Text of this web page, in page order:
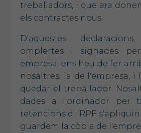
treballadors, i que ara
els contractes nous.
D'aquestes
omplertes i signades
empresa, ens heu de fer
nosaltres, la de l'empresa, i
quedar el treballador.
dades a l'ordinador per
retencions d’ IRPF
guardem la còpia de